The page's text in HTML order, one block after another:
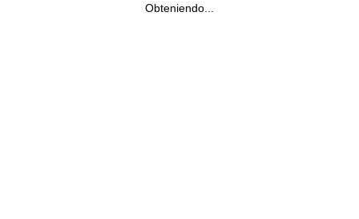
Obteniendo...